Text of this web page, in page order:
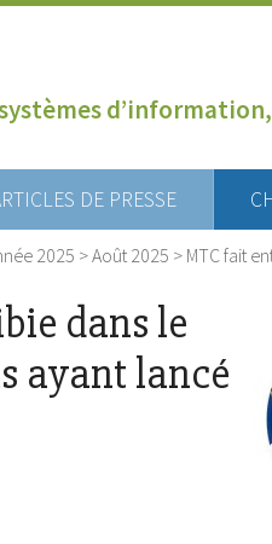
DE PRESSE
2025 >Août 2025 > MTC fait
dans le
ayant lancé